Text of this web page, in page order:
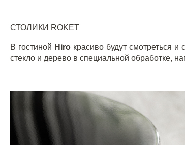
СТОЛИКИ ROKET
В гостиной Hiro красиво будут смотреться и
стекло и дерево в специальной обработке,